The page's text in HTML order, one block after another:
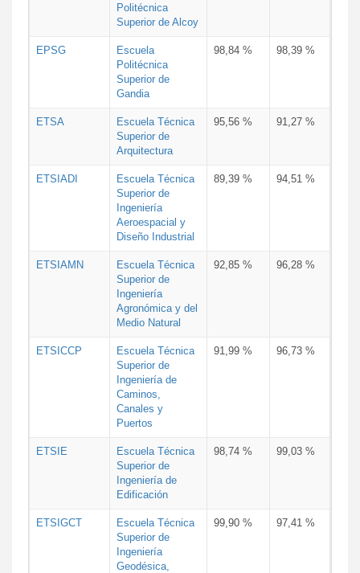
Politécnica
Superior de Alcoy
EPSG
Escuela
Politécnica
Superior de
Gandia
98,84 % 98,39 %
ETSA
Escuela Técnica
Superior de
Arquitectura
95,56 % 91,27 %
ETSIADI
Escuela Técnica
Superior de
Ingeniería
Aeroespacial y
Diseño Industrial
89,39 % 94,51 %
ETSIAMN
Escuela Técnica
Superior de
Ingeniería
Agronómica y del
Medio Natural
92,85 % 96,28 %
ETSICCP
Escuela Técnica
Superior de
Ingeniería de
Caminos,
Canales y
Puertos
91,99 % 96,73 %
ETSIE
Escuela Técnica
Superior de
Ingeniería de
Edificación
98,74 % 99,03 %
ETSIGCT
Escuela Técnica
Superior de
Ingeniería
Geodésica,
99,90 % 97,41 %